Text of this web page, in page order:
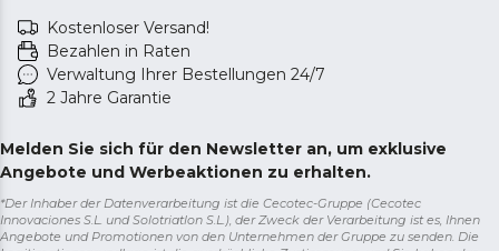
Kostenloser Versand!
Bezahlen in Raten
Verwaltung Ihrer Bestellungen 24/7
2 Jahre Garantie
Melden Sie sich für den Newsletter an, um exklusive
Angebote und Werbeaktionen zu erhalten.
*Der Inhaber der Datenverarbeitung ist die Cecotec-Gruppe (Cecotec
Innovaciones S.L. und Solotriatlon S.L.), der Zweck der Verarbeitung ist es, Ihnen
Angebote und Promotionen von den Unternehmen der Gruppe zu senden. Die